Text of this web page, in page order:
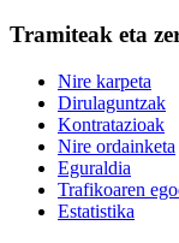
Tramiteak eta
Nire karpeta
Dirulaguntzak
Kontratazioak
Nire ordainketa
Eguraldia
Trafikoaren
Estatistika